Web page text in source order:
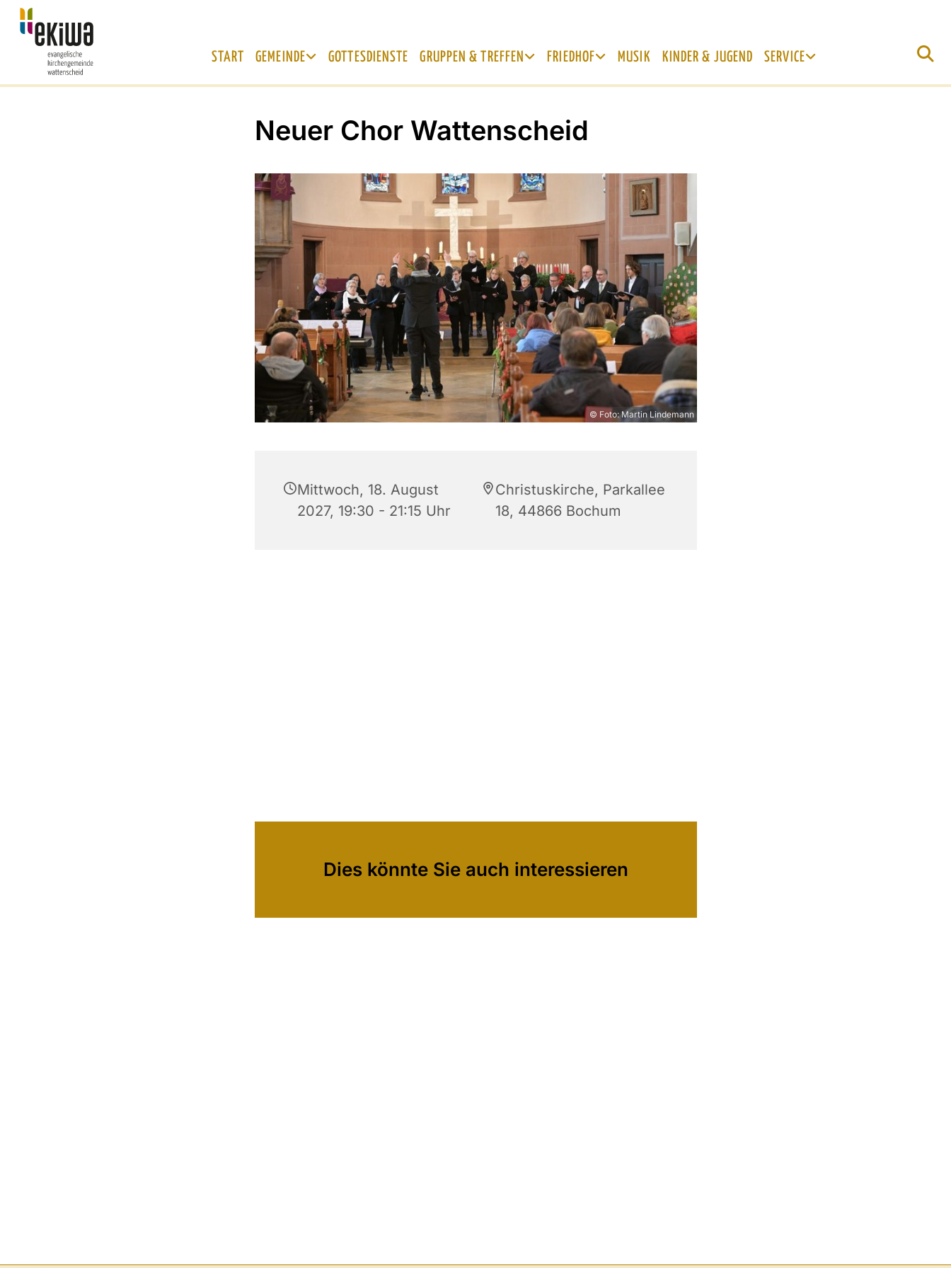
START GEMEINDE GOTTESDIENSTE GRUPPEN & TREFFEN FRIEDHOF MUSIK KINDER & JUGEND SERVICE
Neuer Chor Wattenscheid
© Foto: Martin Lindemann
Mittwoch, 18. August
2027, 19:30 - 21:15 Uhr
Christuskirche, Parkallee
18, 44866 Bochum
Dies könnte Sie auch interessieren